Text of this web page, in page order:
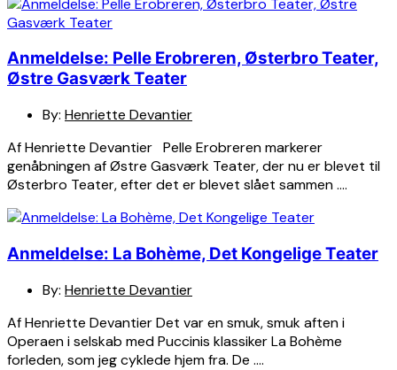
Anmeldelse: Pelle Erobreren, Østerbro Teater,
Østre Gasværk Teater
By: Henriette Devantier
Af Henriette Devantier Pelle Erobreren markerer
genåbningen af Østre Gasværk Teater, der nu er blevet til
Østerbro Teater, efter det er blevet slået sammen ….
Anmeldelse: La Bohème, Det Kongelige Teater
By: Henriette Devantier
Af Henriette Devantier Det var en smuk, smuk aften i
Operaen i selskab med Puccinis klassiker La Bohème
forleden, som jeg cyklede hjem fra. De ….